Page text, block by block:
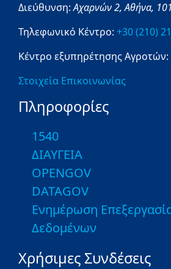
Διεύθυνση:Αχαρνών 2,Αθήνα,
Τηλεφωνικό Κέντρο: +30 (210)
Κέντρο εξυπηρέτησης Αγροτών:
Στοιχεία Επικοινωνίας
Πληροφορίες
1540
ΔΙΑΥΓΕΙΑ
OPENGOV
DATAGOV
Ενημέρωση
Δεδομένων
Χρήσιμες Συνδέσεις